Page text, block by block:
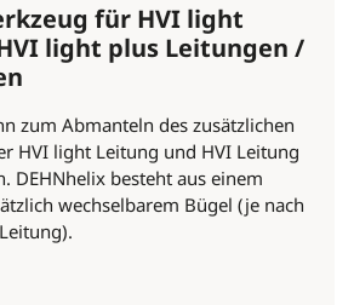
für HVI light
light plus Leitungen /
zum Abmanteln des zusätzlichen
HVI light Leitung und HVI Leitung
DEHNhelix besteht aus einem
wechselbarem Bügel (je nach